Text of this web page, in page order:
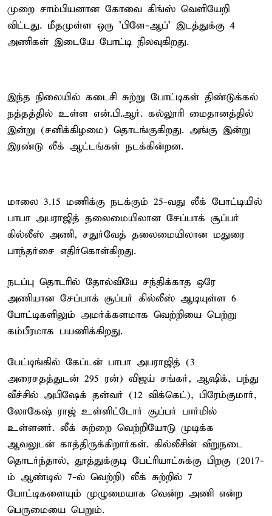
முறை சாம்பியனான கோவை கிங்ஸ் வெளியேறி
விட்டது. மீதமுள்ள ஒரு 'பிளே-ஆப்' இடத்துக்கு 4
அணிகள் இடையே போட்டி நிலவுகிறது.
இந்த நிலையில் கடைசி சுற்று போட்டிகள் திண்டுக்கல்
நத்தத்தில் உள்ள என்.பி.ஆர். கல்லூரி மைதானத்தில்
இன்று (சனிக்கிழமை) தொடங்குகிறது. அங்கு இன்று
இரண்டு லீக் ஆட்டங்கள் நடக்கின்றன.
மாலை 3.15 மணிக்கு நடக்கும் 25-வது லீக் போட்டியில்
பாபா அபராஜித் தலைமையிலான சேப்பாக் சூப்பர்
கில்லீஸ் அணி, சதுர்வேத் தலைமையிலான மதுரை
பாந்தர்சை எதிர்கொள்கிறது.
நடப்பு தொடரில் தோல்வியே சந்திக்காத ஒரே
அணியான சேப்பாக் சூப்பர் கில்லீஸ் ஆடியுள்ள 6
போட்டிகளிலும் அமர்க்களமாக வெற்றியை பெற்று
கம்பீரமாக பயணிக்கிறது.
பேட்டிங்கில் கேப்டன் பாபா அபராஜித் (3
அரைசதத்துடன் 295 ரன்) விஜய் சங்கர், ஆஷிக், பந்து
வீச்சில் அபிஷேக் தன்வர் (12 விக்கெட்), பிரேம்குமார்,
லோகேஷ் ராஜ் உள்ளிட்டோர் சூப்பர் பார்மில்
உள்ளனர். லீக் சுற்றை வெற்றியோடு முடிக்க
ஆவலுடன் காத்திருக்கிறார்கள். கில்லீசின் வீறுநடை
தொடர்ந்தால், தூத்துக்குடி பேட்ரியாட்சுக்கு பிறகு (2017-
ம் ஆண்டில் 7-ல் வெற்றி) லீக் சுற்றில் 7
போட்டிகளையும் முழுமையாக வென்ற அணி என்ற
பெருமையை பெறும்.